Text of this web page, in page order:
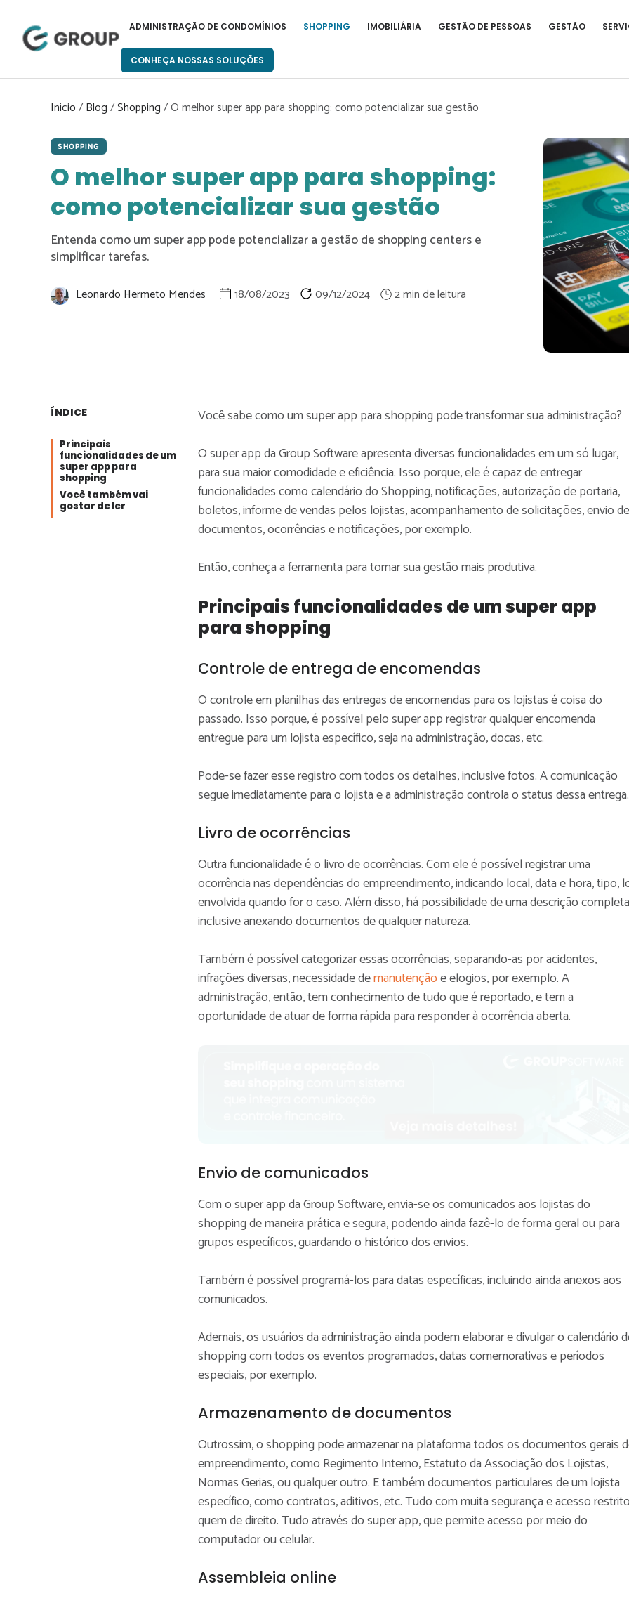
ADMINISTRAÇÃO DE CONDOMÍNIOS SHOPPING IMOBILIÁRIA GESTÃO DE PESSOAS GESTÃO
CONHEÇA NOSSAS SOLUÇÕES
Início/Blog/Shopping/O melhor super app para shopping: como potencializar sua gestão
SHOPPING
O melhor super app para shopping:
como potencializar sua gestão
Entenda como um super app pode potencializar a gestão de shopping centers e
simplificar tarefas.
Leonardo Hermeto Mendes 18/08/2023 09/12/2024
ÍNDICE
Principais
funcionalidades de um
super app para
shopping
Você também vai
gostar de ler
Você sabe como um super app para shopping pode transformar sua administração?
O super app da Group Software apresenta diversas funcionalidades em um só lugar,
para sua maior comodidade e eficiência. Isso porque, ele é capaz de entregar
funcionalidades como calendário do Shopping, notificações, autorização de portaria,
boletos, informe de vendas pelos lojistas, acompanhamento de solicitações, envio de
documentos, ocorrências e notificações, por exemplo.
Então, conheça a ferramenta para tornar sua gestão mais produtiva.
Principais funcionalidades de um super app
para shopping
Controle de entrega de encomendas
O controle em planilhas das entregas de encomendas para os lojistas é coisa do
passado. Isso porque, é possível pelo super app registrar qualquer encomenda
entregue para um lojista específico, seja na administração, docas, etc.
Pode-se fazer esse registro com todos os detalhes, inclusive fotos. A comunicação
segue imediatamente para o lojista e a administração controla o status dessa entrega.
Livro de ocorrências
Outra funcionalidade é o livro de ocorrências. Com ele é possível registrar uma
ocorrência nas dependências do empreendimento, indicando local, data e hora, tipo,
envolvida quando for o caso. Além disso, há possibilidade de uma descrição
inclusive anexando documentos de qualquer natureza.
Também é possível categorizar essas ocorrências, separando-as por acidentes,
infrações diversas, necessidade demanutençãoe elogios, por exemplo. A
administração, então, tem conhecimento de tudo que é reportado, e tem a
oportunidade de atuar de forma rápida para responder à ocorrência aberta.
Envio de comunicados
Com o super app da Group Software, envia-se os comunicados aos lojistas do
shopping de maneira prática e segura, podendo ainda fazê-lo de forma geral ou para
grupos específicos, guardando o histórico dos envios.
Também é possível programá-los para datas específicas, incluindo ainda anexos aos
comunicados.
Ademais, os usuários da administração ainda podem elaborar e divulgar o calendário
shopping com todos os eventos programados, datas comemorativas e períodos
especiais, por exemplo.
Armazenamento de documentos
Outrossim, o shopping pode armazenar na plataforma todos os documentos gerais
empreendimento, como Regimento Interno, Estatuto da Associação dos Lojistas,
Normas Gerias, ou qualquer outro. E também documentos particulares de um lojista
específico, como contratos, aditivos, etc. Tudo com muita segurança e acesso
quem de direito. Tudo através do super app, que permite acesso por meio do
computador ou celular.
Assembleia online